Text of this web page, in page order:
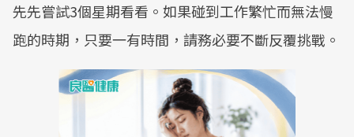
先先嘗試3個星期看看。如果碰到工作繁忙而無法慢
跑的時期，只要一有時間，請務必要不斷反覆挑戰。